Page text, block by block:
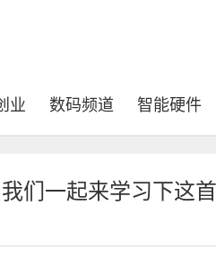
业 数码频道 智能硬件
们一起来学习下这首